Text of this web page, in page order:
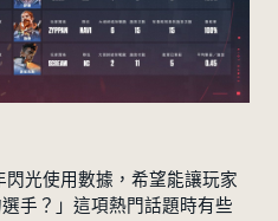
光使用數據，希望能讓玩家
手？」這項熱門話題時有些